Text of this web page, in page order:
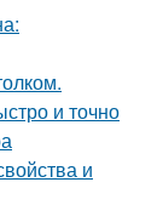
и точно
и